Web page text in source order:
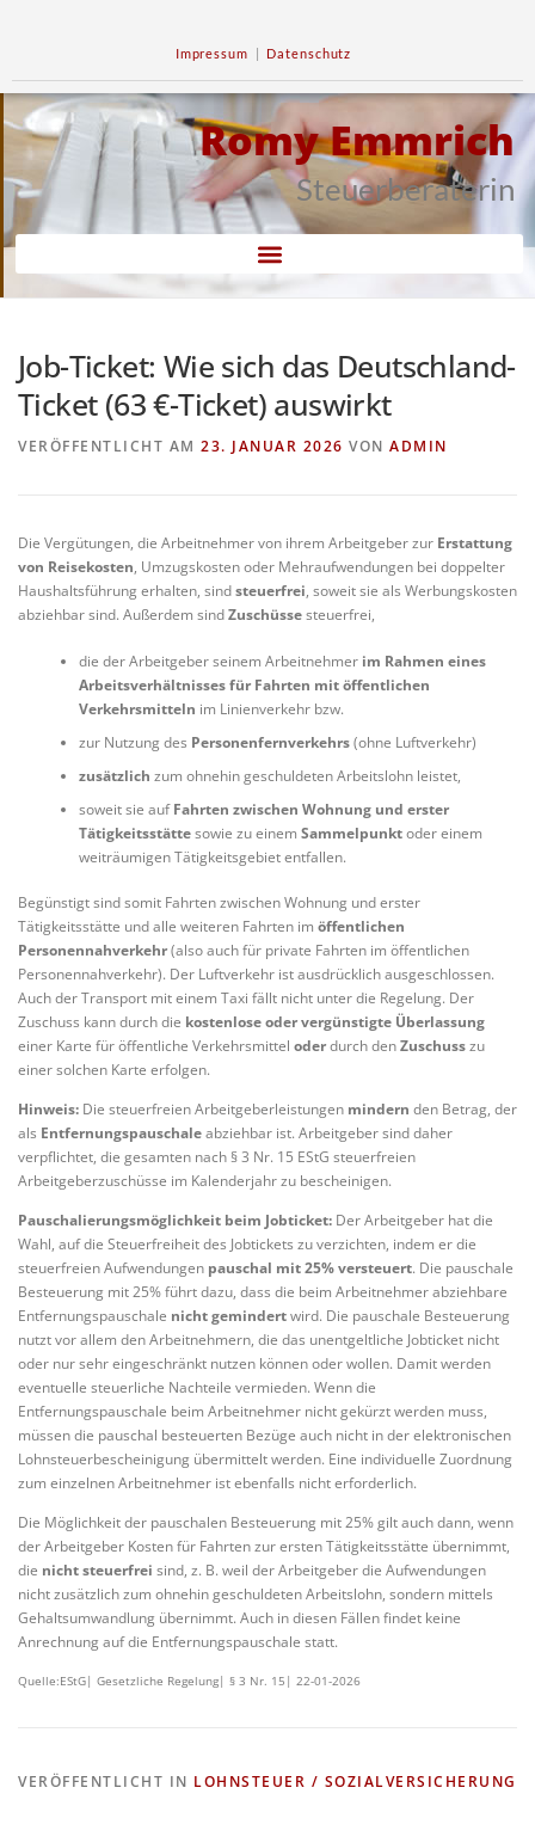
Impressum | Datenschutz
Romy Emmrich
Steuerberaterin
Job-Ticket: Wie sich das Deutschland-
Ticket (63 €-Ticket) auswirkt
VERÖFFENTLICHT AM 23. JANUAR 2026 VON ADMIN
Die Vergütungen, die Arbeitnehmer von ihrem Arbeitgeber zur Erstattung
von Reisekosten, Umzugskosten oder Mehraufwendungen bei doppelter
Haushaltsführung erhalten, sindsteuerfrei, soweit sie als Werbungskosten
abziehbar sind. Außerdem sindZuschüssesteuerfrei,
die der Arbeitgeber seinem Arbeitnehmer im Rahmen eines
Arbeitsverhältnisses für Fahrten mit öffentlichen
Verkehrsmitteln im Linienverkehr bzw.
zur Nutzung des Personenfernverkehrs(ohne Luftverkehr)
zusätzlich zum ohnehin geschuldeten Arbeitslohn leistet,
soweit sie aufFahrten zwischen Wohnung und erster
Tätigkeitsstättesowie zu einem Sammelpunktoder einem
weiträumigen Tätigkeitsgebiet entfallen.
Begünstigt sind somit Fahrten zwischen Wohnung und erster
Tätigkeitsstätte und alle weiteren Fahrten im öffentlichen
Personennahverkehr(also auch für private Fahrten im öffentlichen
Personennahverkehr). Der Luftverkehr ist ausdrücklich ausgeschlossen.
Auch der Transport mit einem Taxi fällt nicht unter die Regelung. Der
Zuschuss kann durch die kostenlose oder vergünstigte Überlassung
einer Karte für öffentliche Verkehrsmittel oderdurch denZuschusszu
einer solchen Karte erfolgen.
Hinweis: Die steuerfreien Arbeitgeberleistungen mindern den Betrag, der
als Entfernungspauschaleabziehbar ist. Arbeitgeber sind daher
verpflichtet, die gesamten nach § 3 Nr. 15 EStG steuerfreien
Arbeitgeberzuschüsse im Kalenderjahr zu bescheinigen.
Pauschalierungsmöglichkeit beim Jobticket: Der Arbeitgeber hat die
Wahl, auf die Steuerfreiheit des Jobtickets zu verzichten, indem er die
steuerfreien Aufwendungen pauschal mit 25% versteuert. Die pauschale
Besteuerung mit 25% führt dazu, dass die beim Arbeitnehmer abziehbare
Entfernungspauschale nicht gemindertwird. Die pauschale Besteuerung
nutzt vor allem den Arbeitnehmern, die das unentgeltliche Jobticket nicht
oder nur sehr eingeschränkt nutzen können oder wollen. Damit werden
eventuelle steuerliche Nachteile vermieden. Wenn die
Entfernungspauschale beim Arbeitnehmer nicht gekürzt werden muss,
müssen die pauschal besteuerten Bezüge auch nicht in der elektronischen
Lohnsteuerbescheinigung übermittelt werden. Eine individuelle Zuordnung
zum einzelnen Arbeitnehmer ist ebenfalls nicht erforderlich.
Die Möglichkeit der pauschalen Besteuerung mit 25% gilt auch dann, wenn
der Arbeitgeber Kosten für Fahrten zur ersten Tätigkeitsstätte übernimmt,
die nicht steuerfrei sind, z. B. weil der Arbeitgeber die Aufwendungen
nicht zusätzlich zum ohnehin geschuldeten Arbeitslohn, sondern mittels
Gehaltsumwandlung übernimmt. Auch in diesen Fällen findet keine
Anrechnung auf die Entfernungspauschale statt.
Quelle:EStG| Gesetzliche Regelung| § 3 Nr. 15| 22-01-2026
VERÖFFENTLICHT IN LOHNSTEUER / SOZIALVERSICHERUNG